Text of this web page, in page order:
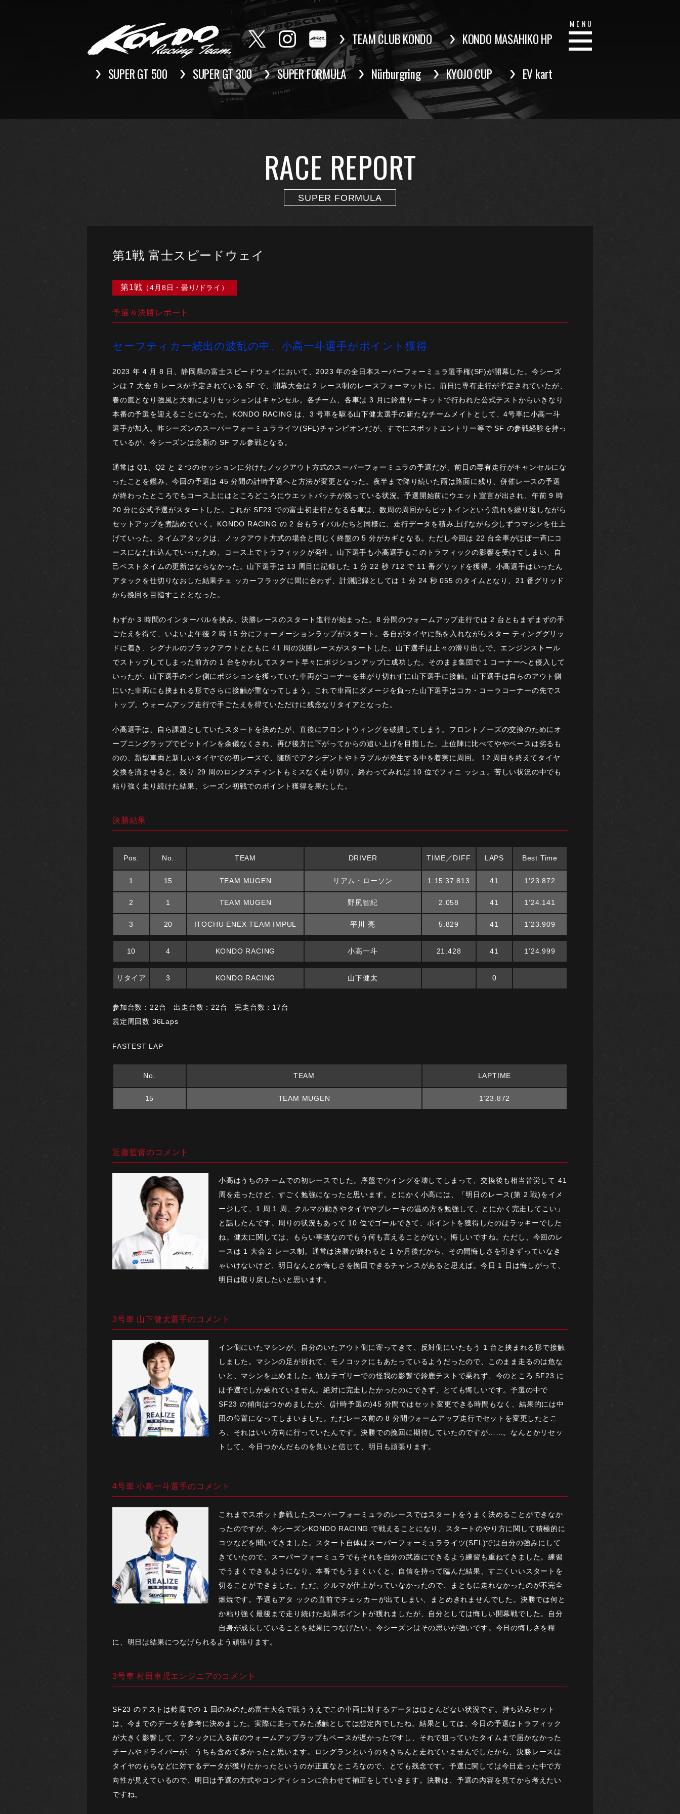
TEAM CLUB KONDO KONDO MASAHIKO HP
MENU
SUPER GT 500 SUPER GT 300 SUPER FORMULA Nürburgring KYOJO CUP EV kart
RACE REPORT
SUPER FORMULA
第1戦 富士スピードウェイ
第1戦 （4月8日・曇り/ドライ）
予選＆決勝レポート
セーフティカー続出の波乱の中、小高一斗選手がポイント獲得
2023 年 4 月 8 日、静岡県の富士スピードウェイにおいて、2023 年の全日本スーパーフォーミュラ選手権(SF)が開幕した。今シーズ
ンは 7 大会 9 レースが予定されている SF で、開幕大会は 2 レース制のレースフォーマットに。前日に専有走行が予定されていたが、
春の嵐となり強風と大雨によりセッションはキャンセル。各チーム、各車は 3 月に鈴鹿サーキットで行われた公式テストからいきなり
本番の予選を迎えることになった。KONDO RACING は、3 号車を駆る山下健太選手の新たなチームメイトとして、4号車に小高一斗
選手が加入。昨シーズンのスーパーフォーミュラライツ(SFL)チャンピオンだが、すでにスポットエントリー等で SF の参戦経験を持っ
ているが、今シーズンは念願の SF フル参戦となる。
通常は Q1、Q2 と 2 つのセッションに分けたノックアウト方式のスーパーフォーミュラの予選だが、前日の専有走行がキャンセルにな
ったことを鑑み、今回の予選は 45 分間の計時予選へと方法が変更となった。夜半まで降り続いた雨は路面に残り、併催レースの予選
が終わったところでもコース上にはところどころにウエットパッチが残っている状況。予選開始前にウエット宣言が出され、午前 9 時
20 分に公式予選がスタートした。これが SF23 での富士初走行となる各車は、数周の周回からピットインという流れを繰り返しながら
セットアップを煮詰めていく。KONDO RACING の 2 台もライバルたちと同様に、走行データを積み上げながら少しずつマシンを仕上
げていった。タイムアタックは、ノックアウト方式の場合と同じく終盤の 5 分がカギとなる。ただし今回は 22 台全車がほぼ一斉にコ
ースになだれ込んでいったため、コース上でトラフィックが発生。山下選手も小高選手もこのトラフィックの影響を受けてしまい、自
己ベストタイムの更新はならなかった。山下選手は 13 周目に記録した 1 分 22 秒 712 で 11 番グリッドを獲得。小高選手はいったん
アタックを仕切りなおした結果チェ ッカーフラッグに間に合わず、計測記録としては 1 分 24 秒 055 のタイムとなり、21 番グリッド
から挽回を目指すこととなった。
わずか 3 時間のインターバルを挟み、決勝レースのスタート進行が始まった。8 分間のウォームアップ走行では 2 台ともまずまずの手
ごたえを得て、いよいよ午後 2 時 15 分にフォーメーションラップがスタート。各自がタイヤに熱を入れながらスター ティンググリッ
ドに着き、シグナルのブラックアウトとともに 41 周の決勝レースがスタートした。山下選手は上々の滑り出しで、エンジンストール
でストップしてしまった前方の 1 台をかわしてスタート早々にポジションアップに成功した。そのまま集団で 1 コーナーへと侵入して
いったが、山下選手のイン側にポジションを獲っていた車両がコーナーを曲がり切れずに山下選手に接触。山下選手は自らのアウト側
にいた車両にも挟まれる形でさらに接触が重なってしまう。これで車両にダメージを負った山下選手はコカ・コーラコーナーの先でス
トップ。ウォームアップ走行で手ごたえを得ていただけに残念なリタイアとなった。
小高選手は、自ら課題としていたスタートを決めたが、直後にフロントウィングを破損してしまう。フロントノーズの交換のためにオ
ープニングラップでピットインを余儀なくされ、再び後方に下がってからの追い上げを目指した。上位陣に比べてややペースは劣るも
のの、新型車両と新しいタイヤでの初レースで、随所でアクシデントやトラブルが発生する中を着実に周回。 12 周目を終えてタイヤ
交換を済ませると、残り 29 周のロングスティントもミスなく走り切り、終わってみれば 10 位でフィニ ッシュ。苦しい状況の中でも
粘り強く走り続けた結果、シーズン初戦でのポイント獲得を果たした。
決勝結果
Pos. No. TEAM DRIVER TIME／DIFF LAPS Best Time
1 15 TEAM MUGEN リアム・ローソン 1:15’37.813 41 1’23.872
2 1 TEAM MUGEN 野尻智紀 2.058 41 1’24.141
3 20 ITOCHU ENEX TEAM IMPUL 平川 亮 5.829 41 1’23.909
10 4 KONDO RACING 小高一斗 21.428 41 1’24.999
リタイア 3 KONDO RACING 山下健太 0
参加台数：22台 出走台数：22台 完走台数：17台
規定周回数 36Laps
FASTEST LAP
No. TEAM LAPTIME
15 TEAM MUGEN 1’23.872
近藤監督のコメント
小高はうちのチームでの初レースでした。序盤でウイングを壊してしまって、交換後も相当苦労して 41
周を走ったけど、すごく勉強になったと思います。とにかく小高には、「明日のレース(第 2 戦)をイメ
ージして、1 周 1 周、クルマの動きやタイヤやブレーキの温め方を勉強して、とにかく完走してこい」
と話したんです。周りの状況もあって 10 位でゴールできて、ポイントを獲得したのはラッキーでした
ね。健太に関しては、もらい事故なのでもう何も言えることがない。悔しいですね。ただし、今回のレ
ースは 1 大会 2 レース制。通常は決勝が終わると 1 か月後だから、その間悔しさを引きずっていなき
ゃいけないけど、明日なんとか悔しさを挽回できるチャンスがあると思えば。今日 1 日は悔しがって、
明日は取り戻したいと思います。
3号車 山下健太選手のコメント
イン側にいたマシンが、自分のいたアウト側に寄ってきて、反対側にいたもう 1 台と挟まれる形で接触
しました。マシンの足が折れて、モノコックにもあたっているようだったので、このまま走るのは危な
いと、マシンを止めました。他カテゴリーでの怪我の影響で鈴鹿テストで乗れず、今のところ SF23 に
は予選でしか乗れていません。絶対に完走したかったのにできず、とても悔しいです。予選の中で
SF23 の傾向はつかめましたが、(計時予選の)45 分間ではセット変更できる時間もなく、結果的には中
団の位置になってしまいました。ただレース前の 8 分間ウォームアップ走行でセットを変更したとこ
ろ、それはいい方向に行っていたんです。決勝での挽回に期待していたのですが……。なんとかリセッ
トして、今日つかんだものを良いと信じて、明日も頑張ります。
4号車 小高一斗選手のコメント
これまでスポット参戦したスーパーフォーミュラのレースではスタートをうまく決めることができなか
ったのですが、今シーズンKONDO RACING で戦えることになり、スタートのやり方に関して積極的に
コツなどを聞いてきました。スタート自体はスーパーフォーミュラライツ(SFL)では自分の強みにして
きていたので、スーパーフォーミュラでもそれを自分の武器にできるよう練習も重ねてきました。練習
でうまくできるようになり、本番でもうまくいくと、自信を持って臨んだ結果、すごくいいスタートを
切ることができました。ただ、クルマが仕上がっていなかったので、まともに走れなかったのが不完全
燃焼です。予選もアタ ックの直前でチェッカーが出てしまい、まとめきれませんでした。決勝では何と
か粘り強く最後まで走り続けた結果ポイントが獲れましたが、自分としては悔しい開幕戦でした。自分
自身が成長していることを結果につなげたい。今シーズンはその思いが強いです。今日の悔しさを糧
に、明日は結果につなげられるよう頑張ります。
3号車 村田卓児エンジニアのコメント
SF23 のテストは鈴鹿での 1 回のみのため富士大会で戦ううえでこの車両に対するデータはほとんどない状況です。持ち込みセット
は、今までのデータを参考に決めました。実際に走ってみた感触としては想定内でしたね。結果としては、今日の予選はトラフィック
が大きく影響して、アタックに入る前のウォームアップラップもペースが遅かったですし、それで狙っていたタイムまで届かなかった
チームやドライバーが、うちも含めて多かったと思います。ロングランというのをきちんと走れていませんでしたから、決勝レースは
タイヤのもちなどに対するデータが獲りたかったというのが正直なところなので、とても残念です。予選に関しては今日走った中で方
向性が見えているので、明日は予選の方式やコンディションに合わせて補正をしていきます。決勝は、予選の内容を見てから考えたい
ですね。